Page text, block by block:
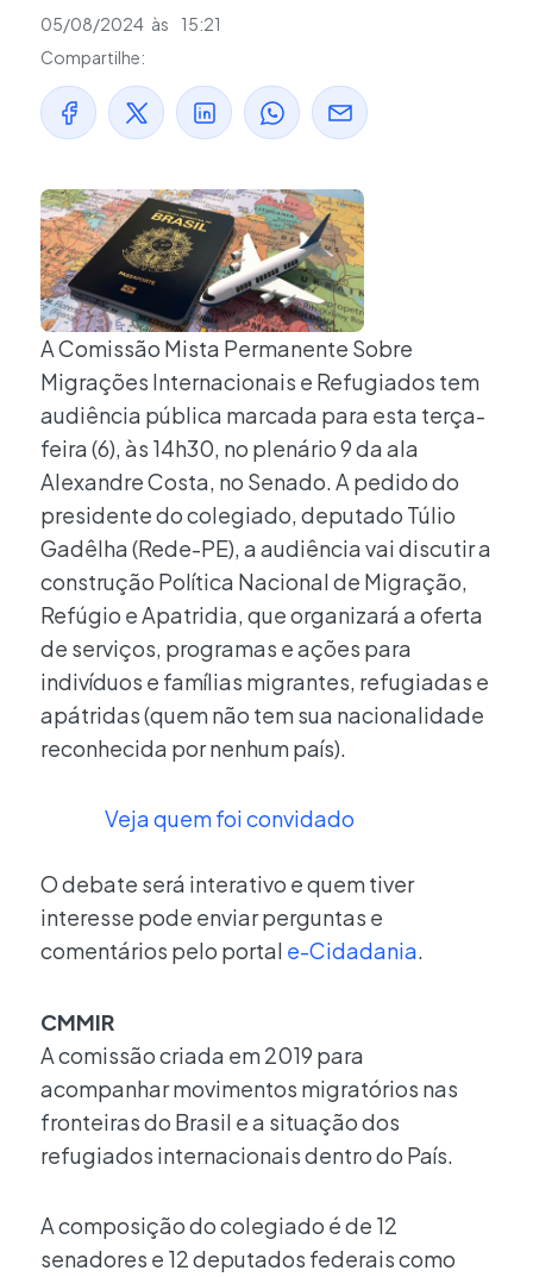
05/08/2024 às
15:21
Compartilhe:
A Comissão Mista Permanente Sobre
Migrações Internacionais e Refugiados tem
audiência pública marcada para esta terça-
feira (6), às 14h30, no plenário 9 da ala
Alexandre Costa, no Senado. A pedido do
presidente do colegiado, deputado Túlio
Gadêlha (Rede-PE), a audiência vai discutir a
construção Política Nacional de Migração,
Refúgio e Apatridia, que organizará a oferta
de serviços, programas e ações para
indivíduos e famílias migrantes, refugiadas e
apátridas (quem não tem sua nacionalidade
reconhecida por nenhum país).
Veja quem foi convidado
O debate será interativo e quem tiver
interesse pode enviar perguntas e
comentários pelo portal e-Cidadania.
CMMIR
A comissão criada em 2019 para
acompanhar movimentos migratórios nas
fronteiras do Brasil e a situação dos
refugiados internacionais dentro do País.
A composição do colegiado é de 12
senadores e 12 deputados federais como